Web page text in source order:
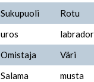
Sukupuoli
Rotu
uros
Omistaja
Väri
Salama musta